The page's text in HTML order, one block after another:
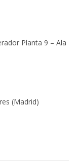
Planta 9 – Ala
(Madrid)